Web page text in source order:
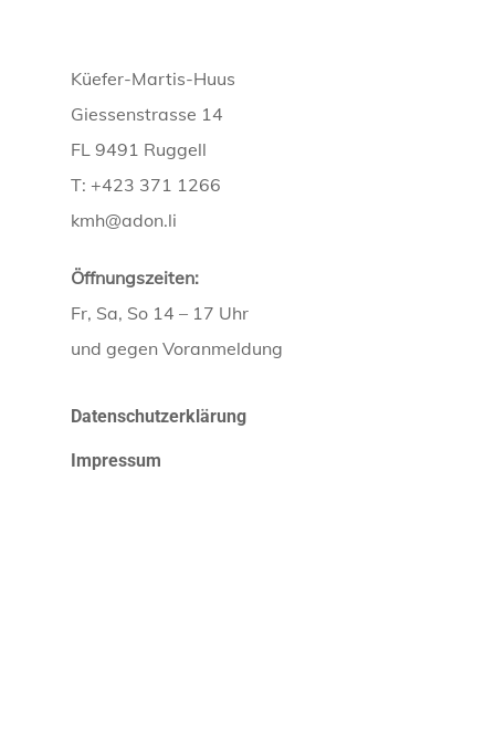
Küefer-Martis-Huus
Giessenstrasse 14
FL 9491 Ruggell
T: +423 371 1266
kmh@adon.li
Öffnungszeiten:
Fr, Sa, So 14 – 17 Uhr
und gegen Voranmeldung
Datenschutzerklärung
Impressum